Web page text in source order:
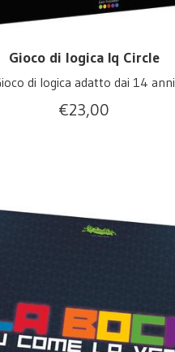
Gioco di logica Iq Circle
di logica adatto dai 14 anni
€23,00